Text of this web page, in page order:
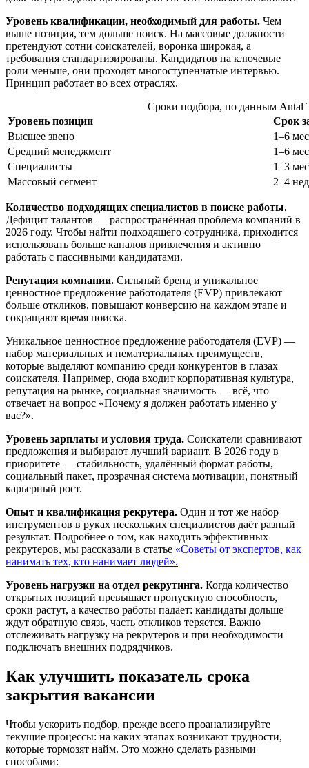
Уровень квалификации, необходимый для работы. Чем
выше позиция, тем дольше поиск. На массовые должности
претендуют сотни соискателей, воронка широкая, а
требования стандартизированы. Кандидатов на ключевые
роли меньше, они проходят многоступенчатые интервью.
Принцип работает во всех отраслях.
Сроки подбора, по данным Antal
Уровень позиции
Срок
Высшее звено
1–6
Средний менеджмент
1–6
Специалисты
1–3
Массовый сегмент
2–4
Количество подходящих специалистов в поиске работы.
Дефицит талантов — распространённая проблема компаний в
2026 году. Чтобы найти подходящего сотрудника, приходится
использовать больше каналов привлечения и активно
работать с пассивными кандидатами.
Репутация компании. Сильный бренд и уникальное
ценностное предложение работодателя (EVP) привлекают
больше откликов, повышают конверсию на каждом этапе и
сокращают время поиска.
Уникальное ценностное предложение работодателя (EVP) —
набор материальных и нематериальных преимуществ,
которые выделяют компанию среди конкурентов в глазах
соискателя. Например, сюда входит корпоративная культура,
репутация на рынке, социальная значимость — всё, что
отвечает на вопрос «Почему я должен работать именно у
вас?».
Уровень зарплаты и условия труда. Соискатели сравнивают
предложения и выбирают лучший вариант. В 2026 году в
приоритете — стабильность, удалённый формат работы,
социальный пакет, прозрачная система мотивации, понятный
карьерный рост.
Опыт и квалификация рекрутера. Один и тот же набор
инструментов в руках нескольких специалистов даёт разный
результат. Подробнее о том, как находить эффективных
рекрутеров, мы рассказали в статье «Советы от экспертов, как
нанимать тех, кто нанимает людей».
Уровень нагрузки на отдел рекрутинга. Когда количество
открытых позиций превышает пропускную способность,
сроки растут, а качество работы падает: кандидаты дольше
ждут обратную связь, часть откликов теряется. Важно
отслеживать нагрузку на рекрутеров и при необходимости
подключать внешних подрядчиков.
Как улучшить показатель срока
закрытия вакансии
Чтобы ускорить подбор, прежде всего проанализируйте
текущие процессы: на каких этапах возникают трудности,
которые тормозят найм. Это можно сделать разными
способами: